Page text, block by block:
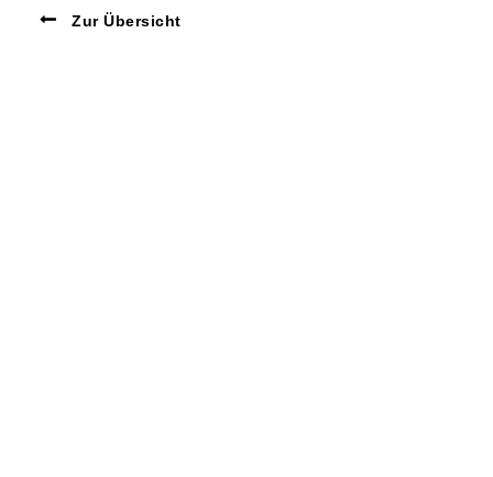
Zur Übersicht